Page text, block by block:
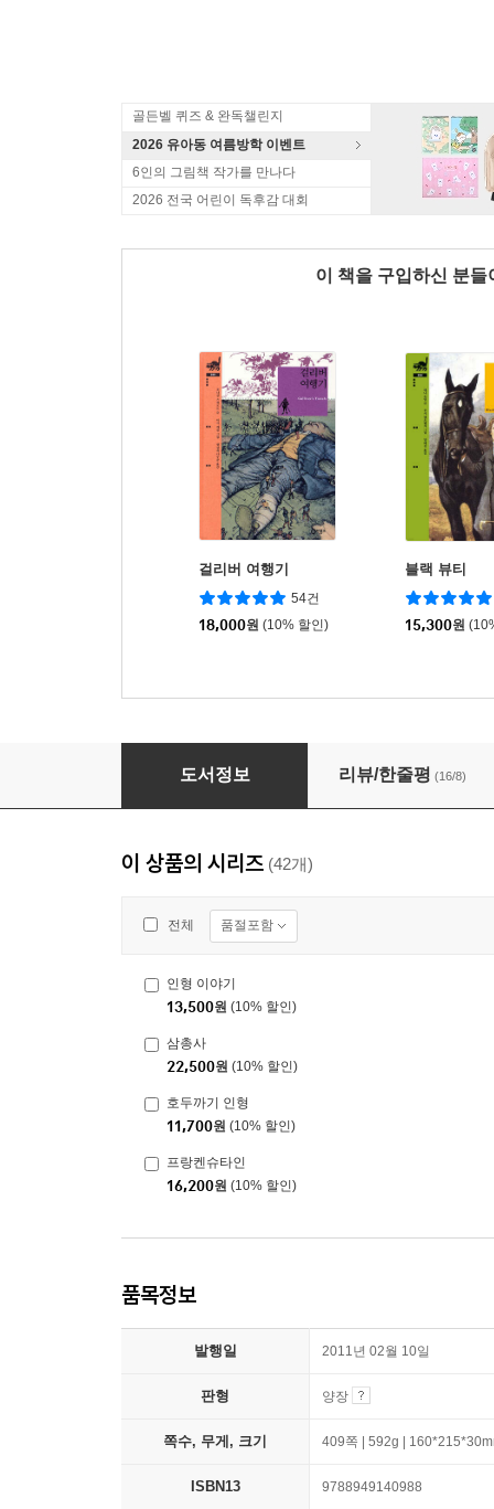
골든벨 퀴즈 & 완독챌린지
2026 유아동 여름방학 이벤트
6인의 그림책 작가를 만나다
2026 전국 어린이 독후감 대회
이 책을 구입하신 분
걸리버 여행기
54건
18,000원 (10% 할인)
블랙 뷰티
15,300원
해저 2만 리 1
도서정보 리뷰/한줄평 (16/8)
이 상품의 시리즈 (42개)
전체 품절포함
인형 이야기
13,500원 (10% 할인)
삼총사
22,500원 (10% 할인)
호두까기 인형
11,700원 (10% 할인)
프랑켄슈타인
16,200원 (10% 할인)
품목정보
발행일 2011년 02월 10일
판형 양장
쪽수, 무게, 크기 409쪽 | 592g |
ISBN13 9788949140988